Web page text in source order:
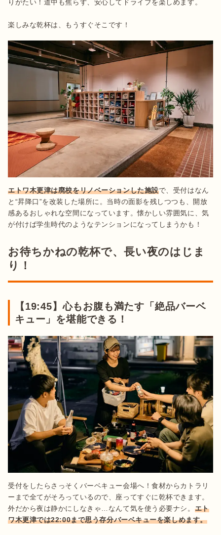
りがたい！道中も焦らず、安心してドライブを楽しめます。
楽しみな乾杯は、もうすぐそこです！
エトワ木更津は廃校をリノベーションした施設で、受付はなん
と“昇降口”を改装した場所に。当時の面影を残しつつも、開放
感あるおしゃれな空間になっています。懐かしい雰囲気に、気
が付けば学生時代のようなテンションになってしまうかも！
お待ちかねの乾杯で、長い夜のはじま
り！
【19:45】心もお腹も満たす「絶品バーベ
キュー」を堪能できる！
受付をしたらさっそくバーベキュー会場へ！食材からカトラリ
ーまで全てがそろっているので、座ってすぐに乾杯できます。
外だから夜は静かにしなきゃ…なんて気を使う必要ナシ。 エト
ワ木更津では22:00まで思う存分バーベキューを楽しめます。